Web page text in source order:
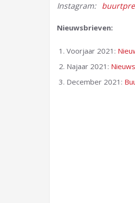
Instagram:
Nieuwsbrieven:
Voorjaar 2021:
Najaar 2021:
December 2021: